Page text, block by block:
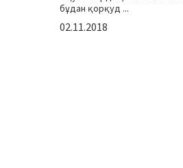
бұдан қорқуд ...
02.11.2018